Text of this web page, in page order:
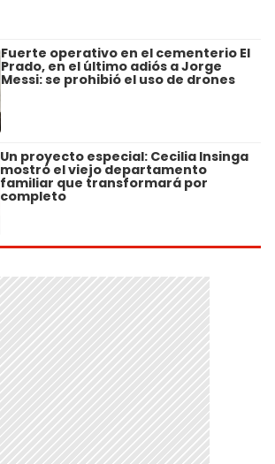
Fuerte operativo en el cementerio El
Prado, en el último adiós a Jorge
Messi: se prohibió el uso de drones
Un proyecto especial: Cecilia Insinga
mostró el viejo departamento
familiar que transformará por
completo